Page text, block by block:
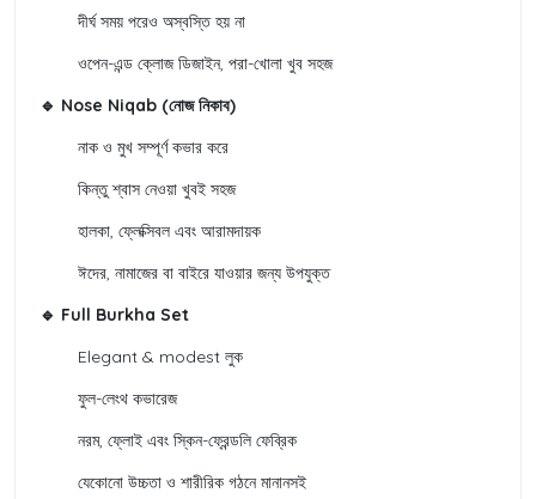
দীর্ঘ সময় পরেও অস্বস্তি হয় না
ওপেন-এন্ড ক্লোজ ডিজাইন, পরা-খোলা খুব সহজ
🔹 Nose Niqab (নোজ নিকাব)
নাক ও মুখ সম্পূর্ণ কভার করে
কিন্তু শ্বাস নেওয়া খুবই সহজ
হালকা, ফ্লেক্সিবল এবং আরামদায়ক
ঈদের, নামাজের বা বাইরে যাওয়ার জন্য উপযুক্ত
🔹 Full Burkha Set
Elegant & modest লুক
ফুল-লেংথ কভারেজ
নরম, ফ্লোই এবং স্কিন-ফ্রেন্ডলি ফেব্রিক
যেকোনো উচ্চতা ও শারীরিক গঠনে মানানসই